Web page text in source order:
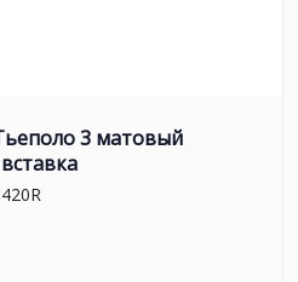
3 матовый